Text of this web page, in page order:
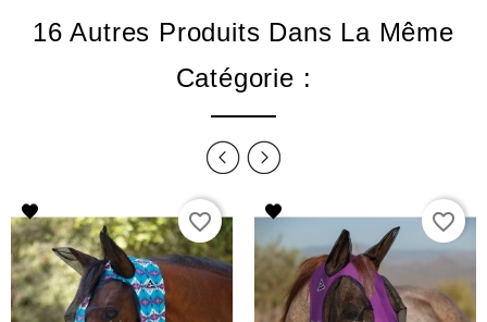
16 Autres Produits Dans La Même
Catégorie :
favorite_border favorite_border